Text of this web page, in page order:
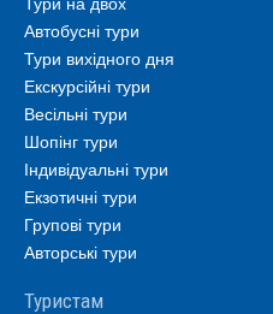
Автобусні тури
Тури вихідного дня
Екскурсійні тури
Весільні тури
Шопінг тури
Індивідуальні тури
Екзотичні тури
Групові тури
Авторські тури
Туристам